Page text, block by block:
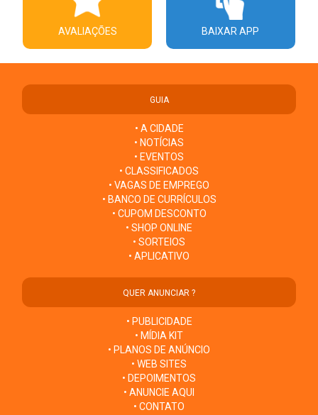
AVALIAÇÕES BAIXAR APP
GUIA
• A CIDADE
• NOTÍCIAS
• EVENTOS
• CLASSIFICADOS
• VAGAS DE EMPREGO
• BANCO DE CURRÍCULOS
• CUPOM DESCONTO
• SHOP ONLINE
• SORTEIOS
• APLICATIVO
QUER ANUNCIAR ?
• PUBLICIDADE
• MÍDIA KIT
• PLANOS DE ANÚNCIO
• WEB SITES
• DEPOIMENTOS
• ANUNCIE AQUI
• CONTATO